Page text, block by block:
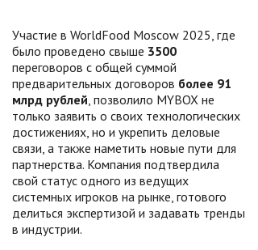
Участие в WorldFood Moscow 2025, где
было проведено свыше 3500
переговоров с общей суммой
предварительных договоров более 91
млрд рублей, позволило MYBOX не
только заявить о своих технологических
достижениях, но и укрепить деловые
связи, а также наметить новые пути для
партнерства. Компания подтвердила
свой статус одного из ведущих
системных игроков на рынке, готового
делиться экспертизой и задавать тренды
в индустрии.